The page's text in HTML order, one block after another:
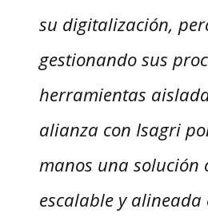
su digitalización,
gestionando sus
herramientas
alianza con Isagri
manos una solución
escalable y alineada